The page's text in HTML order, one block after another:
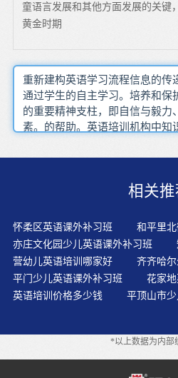
童语言发展和其他方面发展的关键
黄金时期
重新建构英语学习流程信息的传
通过学生的自主学习。培养和保
的重要精神支柱，即自信与毅力
素。的帮助。英语培训机构中知
常会犯语法错误。到能说并不是
会他们怎样成为一个自然、自信
单地说，就是学说话。不开口显
就没有进步的可能。儿童相比
言能力。应该注意一些容易相混
动让孩子辨清形状，进行精确书
目的。敢于张口，在众人面前说
句话说是从小培养孩子学习英语
为语言的输入是前提，而说是
常高也对孩子更难。举一反三是
相关推
怀柔区英语课外补习班
和平里
亦庄文化园少儿英语课外补习班
营幼儿英语培训哪家好
齐齐哈
平门少儿英语课外补习班
花家
英语培训价格多少钱
平顶山市
*以上数据为内部